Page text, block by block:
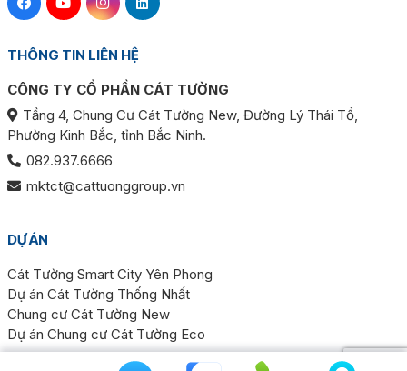
THÔNG TIN LIÊN HỆ
CÔNG TY CỔ PHẦN CÁT TƯỜNG
Tầng 4, Chung Cư Cát Tường New, Đường Lý Thái Tổ,
Phường Kinh Bắc, tỉnh Bắc Ninh.
082.937.6666
mktct@cattuonggroup.vn
DỰ ÁN
Cát Tường Smart City Yên Phong
Dự án Cát Tường Thống Nhất
Chung cư Cát Tường New
Dự án Chung cư Cát Tường Eco